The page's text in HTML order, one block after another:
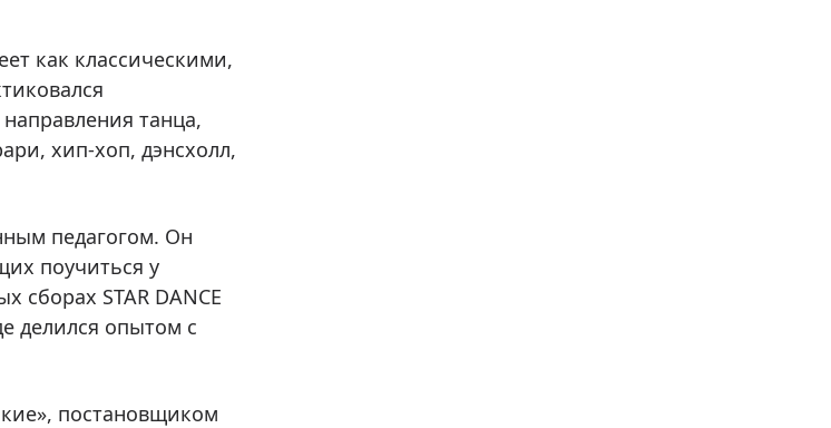
как классическими,
танца,
хип-хоп, дэнсхолл,
педагогом. Он
поучиться у
сборах STAR DANCE
делился опытом с
постановщиком